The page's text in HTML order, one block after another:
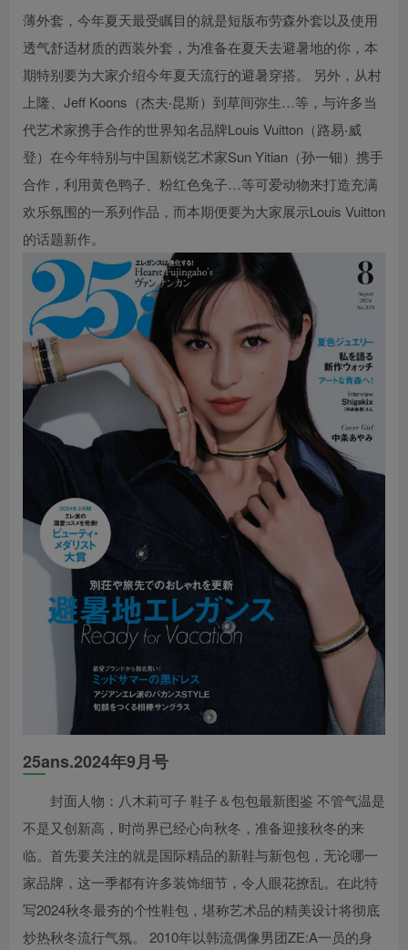
薄外套，今年夏天最受瞩目的就是短版布劳森外套以及使用
透气舒适材质的西装外套，为准备在夏天去避暑地的你，本
期特别要为大家介绍今年夏天流行的避暑穿搭。 另外，从村
上隆、Jeff Koons（杰夫‧昆斯）到草间弥生…等，与许多当
代艺术家携手合作的世界知名品牌Louis Vuitton（路易‧威
登）在今年特别与中国新锐艺术家Sun Yitian（孙一钿）携手
合作，利用黄色鸭子、粉红色兔子…等可爱动物来打造充满
欢乐氛围的一系列作品，而本期便要为大家展示Louis Vuitton
的话题新作。
25ans.2024年9月号
封面人物：八木莉可子 鞋子＆包包最新图鉴 不管气温是
不是又创新高，时尚界已经心向秋冬，准备迎接秋冬的来
临。首先要关注的就是国际精品的新鞋与新包包，无论哪一
家品牌，这一季都有许多装饰细节，令人眼花撩乱。在此特
写2024秋冬最夯的个性鞋包，堪称艺术品的精美设计将彻底
炒热秋冬流行气氛。 2010年以韩流偶像男团ZE:A一员的身